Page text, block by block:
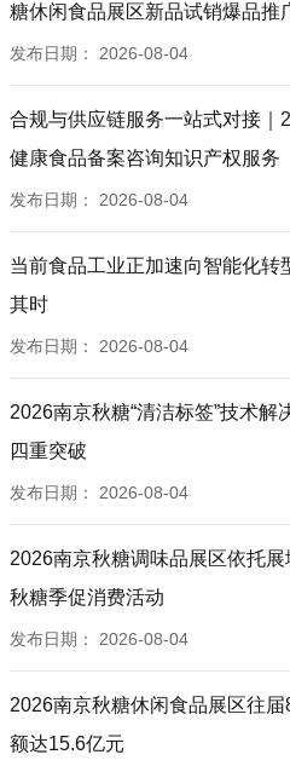
糖休闲食品展区新品试销爆品推
发布日期： 2026-08-04
合规与供应链服务一站式对接｜
健康食品备案咨询知识产权服务
发布日期： 2026-08-04
当前食品工业正加速向智能化转
其时
发布日期： 2026-08-04
2026南京秋糖“清洁标签”技术
四重突破
发布日期： 2026-08-04
2026南京秋糖调味品展区依托
秋糖季促消费活动
发布日期： 2026-08-04
2026南京秋糖休闲食品展区往
额达15.6亿元